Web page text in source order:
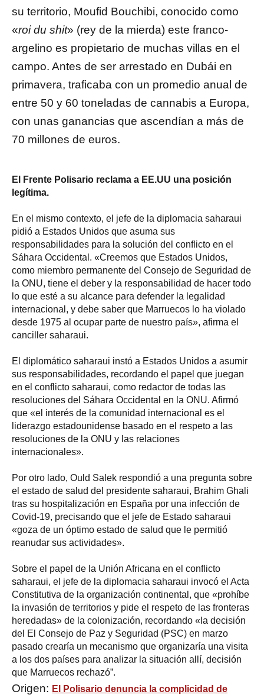
su territorio, Moufid Bouchibi, conocido como
«roi du shit» (rey de la mierda) este franco-
argelino es propietario de muchas villas en el
campo. Antes de ser arrestado en Dubái en
primavera, traficaba con un promedio anual de
entre 50 y 60 toneladas de cannabis a Europa,
con unas ganancias que ascendían a más de
70 millones de euros.
El Frente Polisario reclama a EE.UU una posición
legítima.
En el mismo contexto, el jefe de la diplomacia saharaui
pidió a Estados Unidos que asuma sus
responsabilidades para la solución del conflicto en el
Sáhara Occidental. «Creemos que Estados Unidos,
como miembro permanente del Consejo de Seguridad de
la ONU, tiene el deber y la responsabilidad de hacer todo
lo que esté a su alcance para defender la legalidad
internacional, y debe saber que Marruecos lo ha violado
desde 1975 al ocupar parte de nuestro país», afirma el
canciller saharaui.
El diplomático saharaui instó a Estados Unidos a asumir
sus responsabilidades, recordando el papel que juegan
en el conflicto saharaui, como redactor de todas las
resoluciones del Sáhara Occidental en la ONU. Afirmó
que «el interés de la comunidad internacional es el
liderazgo estadounidense basado en el respeto a las
resoluciones de la ONU y las relaciones
internacionales».
Por otro lado, Ould Salek respondió a una pregunta sobre
el estado de salud del presidente saharaui, Brahim Ghali
tras su hospitalización en España por una infección de
Covid-19, precisando que el jefe de Estado saharaui
«goza de un óptimo estado de salud que le permitió
reanudar sus actividades».
Sobre el papel de la Unión Africana en el conflicto
saharaui, el jefe de la diplomacia saharaui invocó el Acta
Constitutiva de la organización continental, que «prohíbe
la invasión de territorios y ​​pide el respeto de las fronteras
heredadas» de la colonización, recordando «la decisión
del El Consejo de Paz y Seguridad (PSC) en marzo
pasado crearía un mecanismo que organizaría una visita
a los dos países para analizar la situación allí, decisión
que Marruecos rechazó”.
Origen: El Polisario denuncia la complicidad de